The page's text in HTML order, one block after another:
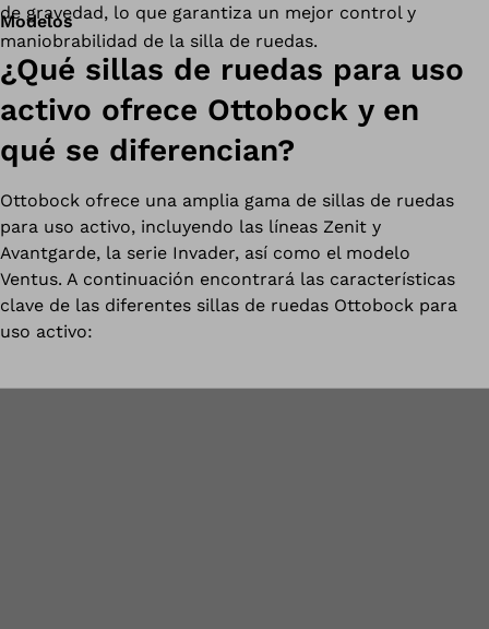
de gravedad, lo que garantiza un mejor control y
maniobrabilidad de la silla de ruedas.
Modelos
¿Qué sillas de ruedas para uso
activo ofrece Ottobock y en
qué se diferencian?
Ottobock ofrece una amplia gama de sillas de ruedas
para uso activo, incluyendo las líneas Zenit y
Avantgarde, la serie Invader, así como el modelo
Ventus. A continuación encontrará las características
clave de las diferentes sillas de ruedas Ottobock para
uso activo: